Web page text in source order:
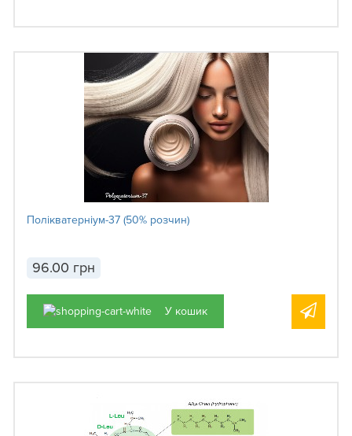
Полікватерніум-37 (50% розчин)
96.00 грн
У кошик